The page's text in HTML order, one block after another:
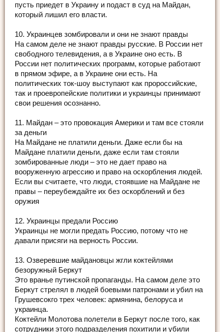
пусть приедет в Украину и подаст в суд на Майдан,
который лишил его власти.
10. Украинцев зомбировали и они не знают правды
На самом деле не знают правды русские. В России нет
свободного телевидения, а в Украине оно есть. В
России нет политических программ, которые работают
в прямом эфире, а в Украине они есть. На
политических ток-шоу выступают как пророссийские,
так и проевропейские политики и украинцы принимают
свои решения осознанно.
11. Майдан – это провокация Америки и там все стояли
за деньги
На Майдане не платили деньги. Даже если бы на
Майдане платили деньги, даже если там стояли
зомбированные люди – это не дает право на
вооруженную агрессию и право на оскорбления людей.
Если вы считаете, что люди, стоявшие на Майдане не
правы – переубеждайте их без оскорблений и без
оружия
12. Украинцы предали Россию
Украинцы не могли предать Россию, потому что не
давали присяги на верность России.
13. Озверевшие майдановцы жгли коктейлями
безоружный Беркут
Это вранье путинской пропаганды. На самом деле это
Беркут стрелял в людей боевыми патронами и убил на
Грушевсокго трех человек: армянина, белоруса и
украинца.
Коктейли Mолотова полетели в Беркут после того, как
сотрудники этого подразделения похитили и убили